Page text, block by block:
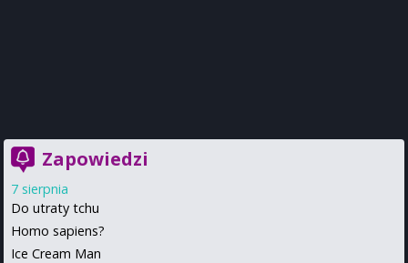
Zapowiedzi
7 sierpnia
Do utraty tchu
Homo sapiens?
Ice Cream Man